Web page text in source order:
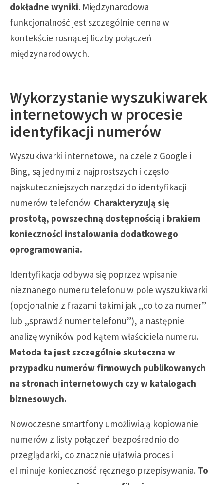
dokładne wyniki. Międzynarodowa
funkcjonalność jest szczególnie cenna w
kontekście rosnącej liczby połączeń
międzynarodowych.
Wykorzystanie wyszukiwarek
internetowych w procesie
identyfikacji numerów
Wyszukiwarki internetowe, na czele z Google i
Bing, są jednymi z najprostszych i często
najskuteczniejszych narzędzi do identyfikacji
numerów telefonów. Charakteryzują się
prostotą, powszechną dostępnością i brakiem
konieczności instalowania dodatkowego
oprogramowania.
Identyfikacja odbywa się poprzez wpisanie
nieznanego numeru telefonu w pole wyszukiwarki
(opcjonalnie z frazami takimi jak „co to za numer”
lub „sprawdź numer telefonu”), a następnie
analizę wyników pod kątem właściciela numeru.
Metoda ta jest szczególnie skuteczna w
przypadku numerów firmowych publikowanych
na stronach internetowych czy w katalogach
biznesowych.
Nowoczesne smartfony umożliwiają kopiowanie
numerów z listy połączeń bezpośrednio do
przeglądarki, co znacznie ułatwia proces i
eliminuje konieczność ręcznego przepisywania. To